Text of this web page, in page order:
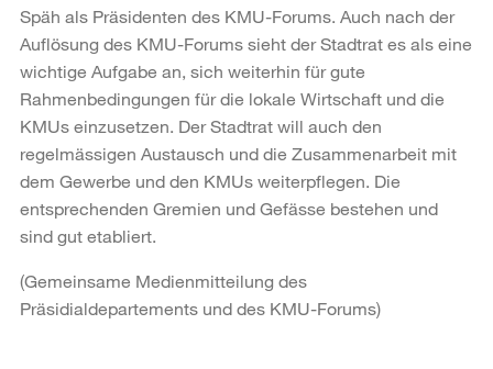
Späh als Präsidenten des KMU-Forums. Auch nach der
Auflösung des KMU-Forums sieht der Stadtrat es als eine
wichtige Aufgabe an, sich weiterhin für gute
Rahmenbedingungen für die lokale Wirtschaft und die
KMUs einzusetzen. Der Stadtrat will auch den
regelmässigen Austausch und die Zusammenarbeit mit
dem Gewerbe und den KMUs weiterpflegen. Die
entsprechenden Gremien und Gefässe bestehen und
sind gut etabliert.
(Gemeinsame Medienmitteilung des
Präsidialdepartements und des KMU-Forums)